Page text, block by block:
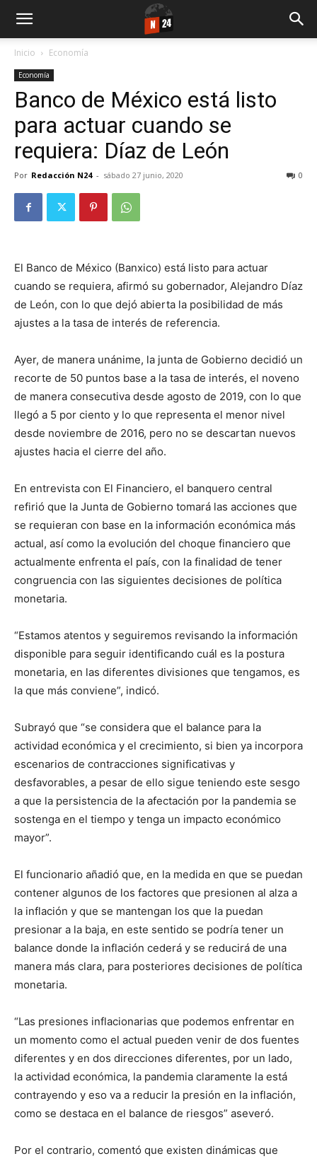
Inicio Economía
Economía
Banco de México está listo
para actuar cuando se
requiera: Díaz de León
Por Redacción N24 - sábado 27 junio, 2020 0
El Banco de México (Banxico) está listo para actuar
cuando se requiera, afirmó su gobernador, Alejandro Díaz
de León, con lo que dejó abierta la posibilidad de más
ajustes a la tasa de interés de referencia.
Ayer, de manera unánime, la junta de Gobierno decidió un
recorte de 50 puntos base a la tasa de interés, el noveno
de manera consecutiva desde agosto de 2019, con lo que
llegó a 5 por ciento y lo que representa el menor nivel
desde noviembre de 2016, pero no se descartan nuevos
ajustes hacia el cierre del año.
En entrevista con El Financiero, el banquero central
refirió que la Junta de Gobierno tomará las acciones que
se requieran con base en la información económica más
actual, así como la evolución del choque financiero que
actualmente enfrenta el país, con la finalidad de tener
congruencia con las siguientes decisiones de política
monetaria.
“Estamos atentos y seguiremos revisando la información
disponible para seguir identificando cuál es la postura
monetaria, en las diferentes divisiones que tengamos, es
la que más conviene”, indicó.
Subrayó que “se considera que el balance para la
actividad económica y el crecimiento, si bien ya incorpora
escenarios de contracciones significativas y
desfavorables, a pesar de ello sigue teniendo este sesgo
a que la persistencia de la afectación por la pandemia se
sostenga en el tiempo y tenga un impacto económico
mayor”.
El funcionario añadió que, en la medida en que se puedan
contener algunos de los factores que presionen al alza a
la inflación y que se mantengan los que la puedan
presionar a la baja, en este sentido se podría tener un
balance donde la inflación cederá y se reducirá de una
manera más clara, para posteriores decisiones de política
monetaria.
“Las presiones inflacionarias que podemos enfrentar en
un momento como el actual pueden venir de dos fuentes
diferentes y en dos direcciones diferentes, por un lado,
la actividad económica, la pandemia claramente la está
contrayendo y eso va a reducir la presión en la inflación,
como se destaca en el balance de riesgos” aseveró.
Por el contrario, comentó que existen dinámicas que